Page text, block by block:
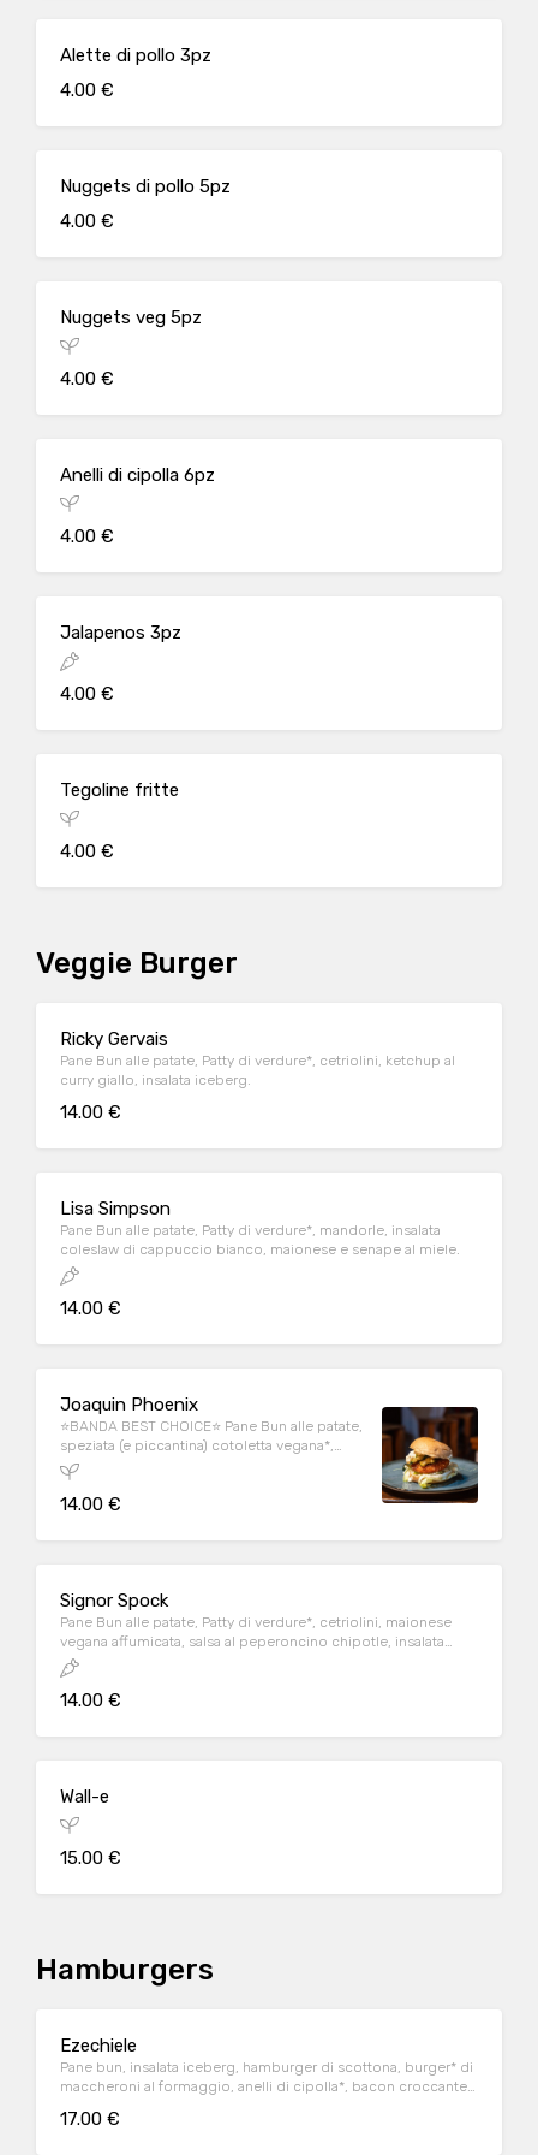
Alette di pollo 3pz
4.00 €
Nuggets di pollo 5pz
4.00 €
Nuggets veg 5pz
4.00 €
Anelli di cipolla 6pz
4.00 €
Jalapenos 3pz
4.00 €
Tegoline fritte
4.00 €
Veggie Burger
Ricky Gervais
Pane Bun alle patate, Patty di verdure*, cetriolini, ketchup al
curry giallo, insalata iceberg.
14.00 €
Lisa Simpson
Pane Bun alle patate, Patty di verdure*, mandorle, insalata
coleslaw di cappuccio bianco, maionese e senape al miele.
14.00 €
Joaquin Phoenix
⭐BANDA BEST CHOICE⭐ Pane Bun alle patate,
speziata (e piccantina) cotoletta vegana*,
zucchine grigliate, maionese vegana, insalata
iceberg.
14.00 €
Signor Spock
Pane Bun alle patate, Patty di verdure*, cetriolini, maionese
vegana affumicata, salsa al peperoncino chipotle, insalata
iceberg.
14.00 €
Wall-e
15.00 €
Hamburgers
Ezechiele
Pane bun, insalata iceberg, hamburger di scottona, burger* di
maccheroni al formaggio, anelli di cipolla*, bacon croccante,
17.00 €